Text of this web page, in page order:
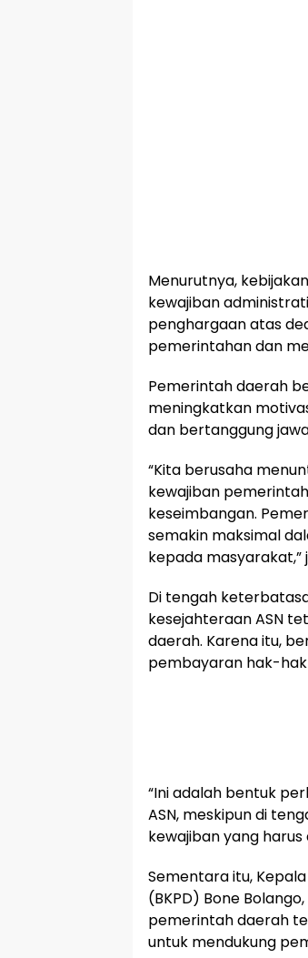
Menurutnya,
kewajiban
penghargaan atas
pemerintahan dan
Pemerintah daerah
meningkatkan
dan bertanggung
“Kita berusaha
kewajiban
keseimbangan.
semakin maksimal
kepada masyarakat,”
Di tengah
kesejahteraan ASN
daerah. Karena itu,
pembayaran hak-
“Ini adalah bentuk
ASN, meskipun di
kewajiban yang harus
Sementara itu,
(BKPD) Bone
pemerintah daerah
untuk mendukung